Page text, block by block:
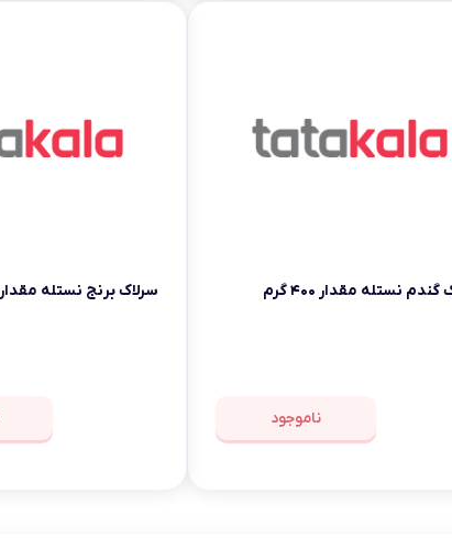
نستله مقدار ۴۰۰ گرم
ناموجود
سرلاک برنج نستله مقدار ۴۰۰ گرم